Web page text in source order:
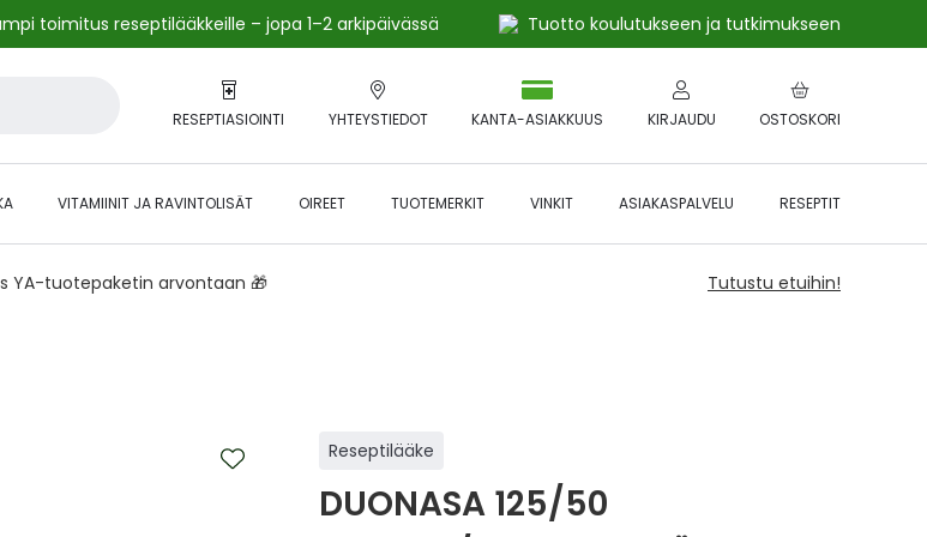
toimitus reseptilääkkeille – jopa 1–2 arkipäivässä
Tuotto koulutukseen ja tutkimukseen
RESEPTIASIOINTI YHTEYSTIEDOT OSTOSKORI
KANTA-ASIAKKUUS KIRJAUDU
VITAMIINIT JA RAVINTOLISÄT OIREET TUOTEMERKIT VINKIT ASIAKASPALVELU RESEPTIT
YA-tuotepaketin arvontaan 🎁 Tutustu etuihin!
Reseptilääke
DUONASA 125/50